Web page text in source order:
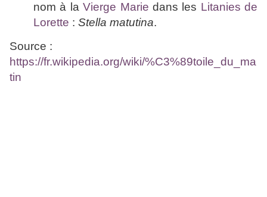
nom à laVierge Marie dans les Litanies de
Lorette : Stella matutina.
Source :
https://fr.wikipedia.org/wiki/%C3%89toile_du_ma
tin